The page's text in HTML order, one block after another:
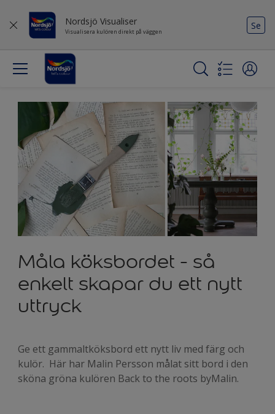
Nordsjö Visualiser
Visualisera kulören direkt på väggen
Se
Måla köksbordet - så
enkelt skapar du ett nytt
uttryck
Ge ett gammaltköksbord ett nytt liv med färg och
kulör. Här har Malin Persson målat sitt bord i den
sköna gröna kulören Back to the roots byMalin.